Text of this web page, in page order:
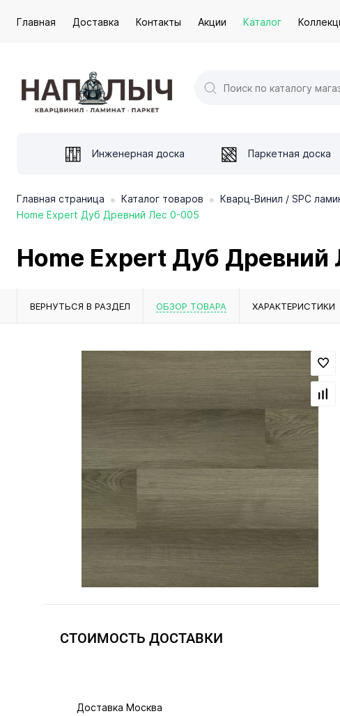
Главная Доставка Контакты Акции Каталог
Инженерная доска Паркетная доска
Главная страница • Каталог товаров • Кварц-Винил / SPC
Home Expert Дуб Древний Лес 0-005
Home Expert Дуб
ВЕРНУТЬСЯ В РАЗДЕЛ ОБЗОР ТОВАРА ХАРАКТЕРИСТИКИ
СТОИМОСТЬ ДОСТАВКИ
Доставка Москва